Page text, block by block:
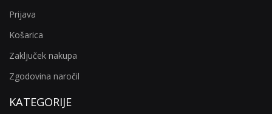
Prijava
Košarica
Zaključek nakupa
Zgodovina naročil
KATEGORIJE